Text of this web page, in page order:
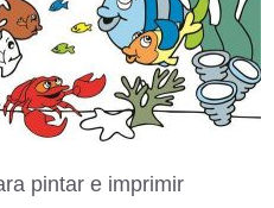
pintar e imprimir